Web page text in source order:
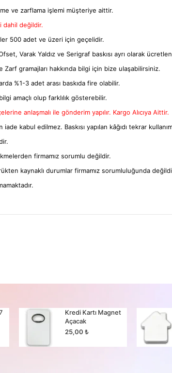
ve zarflama işlemi müşteriye aittir.
dahil değildir.
500 adet ve üzeri için geçelidir.
Varak Yaldız ve Serigraf baskısı ayrı olarak
Zarf gramajları hakkında bilgi için bize ulaşabilirsiniz.
%1-3 adet arası baskıda fire olabilir.
amaçlı olup farklılık gösterebilir.
anlaşmalı ile gönderim yapılır. Kargo Alıcıya Aittir.
kabul edilmez. Baskısı yapılan kâğıdı tekrar
firmamız sorumlu değildir.
kaynaklı durumlar firmamız sorumluluğunda
Kredi Kartı Magnet
Açacak
25,00₺